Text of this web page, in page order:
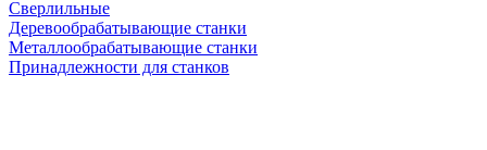
Сверлильные
Деревообрабатывающие станки
Металлообрабатывающие станки
Принадлежности для станков